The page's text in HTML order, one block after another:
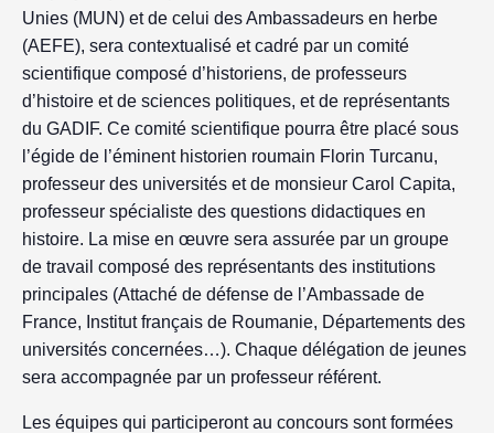
Unies (MUN) et de celui des Ambassadeurs en herbe
(AEFE), sera contextualisé et cadré par un comité
scientifique composé d’historiens, de professeurs
d’histoire et de sciences politiques, et de représentants
du GADIF. Ce comité scientifique pourra être placé sous
l’égide de l’éminent historien roumain Florin Turcanu,
professeur des universités et de monsieur Carol Capita,
professeur spécialiste des questions didactiques en
histoire. La mise en œuvre sera assurée par un groupe
de travail composé des représentants des institutions
principales (Attaché de défense de l’Ambassade de
France, Institut français de Roumanie, Départements des
universités concernées…). Chaque délégation de jeunes
sera accompagnée par un professeur référent.
Les équipes qui participeront au concours sont formées